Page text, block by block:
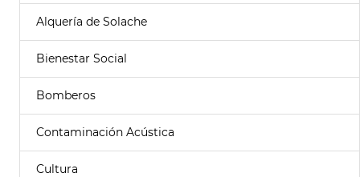
Alquería de Solache
Bienestar Social
Bomberos
Contaminación Acústica
Cultura